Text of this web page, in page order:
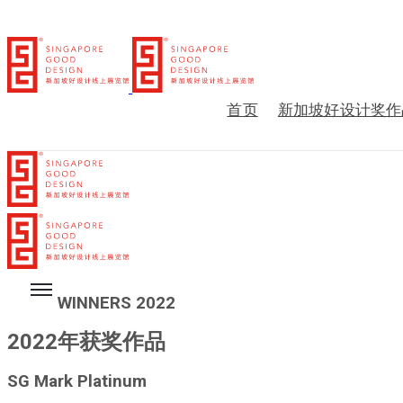
首页 新加坡好设计奖
WINNERS 2022
2022年获奖作品
SG Mark Platinum